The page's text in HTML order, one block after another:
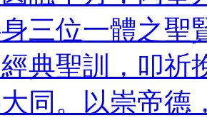
三位一體之聖
典聖訓，叩祈
同。以崇帝德